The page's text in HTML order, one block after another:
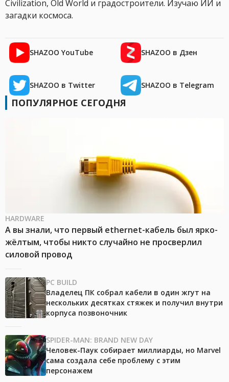
Civilization, Old World и градостроители. Изучаю ИИ и
загадки космоса.
SHAZOO YouTube SHAZOO в Дзен
SHAZOO в Twitter SHAZOO в Telegram
ПОПУЛЯРНОЕ СЕГОДНЯ
HARDWARE
А вы знали, что первый ethernet-кабель был ярко-
жёлтым, чтобы никто случайно не просверлил
силовой провод
PC BUILD
Владелец ПК собрал кабели в один жгут на
нескольких десятках стяжек и получил внутри
корпуса позвоночник
SPIDER-MAN: BRAND NEW DAY
Человек-Паук собирает миллиарды, но Marvel
сама создала себе проблему с этим
персонажем